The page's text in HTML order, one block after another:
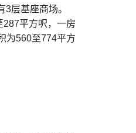
层基座商场。
平方呎，一房
为560至774平方